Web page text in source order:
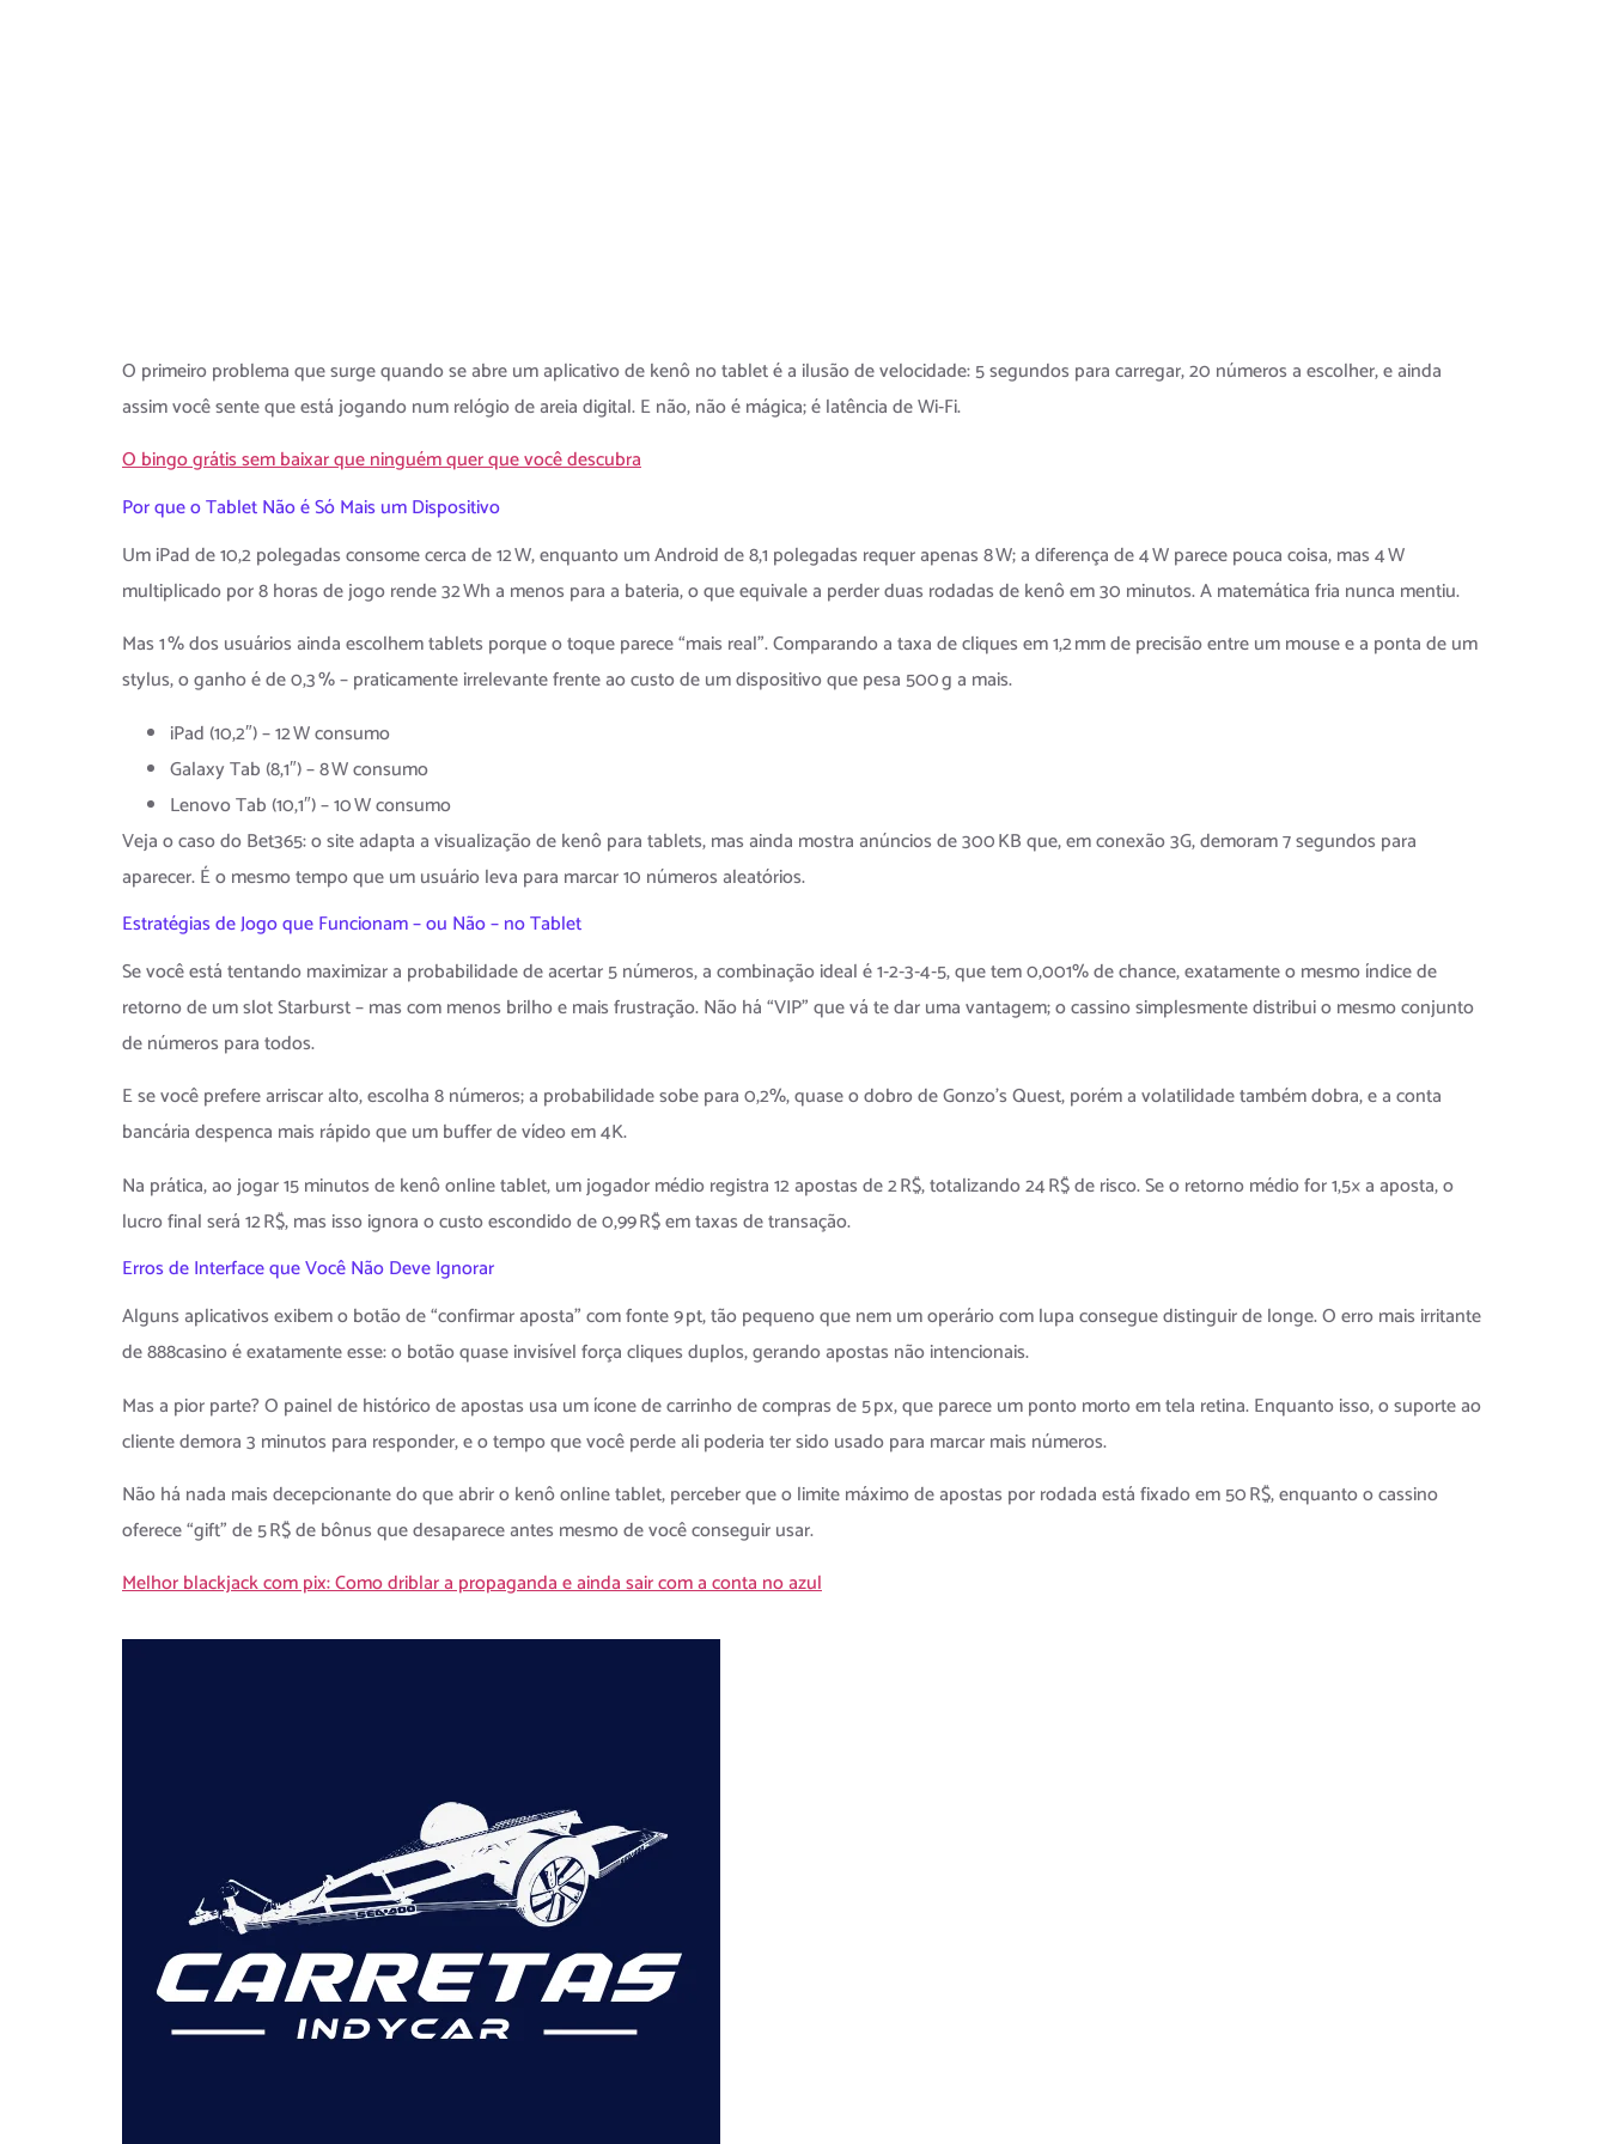
O primeiro problema que surge quando se abre um aplicativo de kenô no tablet é a ilusão de velocidade: 5 segundos para carregar, 20 números a escolher, e ainda
assim você sente que está jogando num relógio de areia digital. E não, não é mágica; é latência de Wi‑Fi.
O bingo grátis sem baixar que ninguém quer que você descubra
Por que o Tablet Não é Só Mais um Dispositivo
Um iPad de 10,2 polegadas consome cerca de 12 W, enquanto um Android de 8,1 polegadas requer apenas 8 W; a diferença de 4 W parece pouca coisa, mas 4 W
multiplicado por 8 horas de jogo rende 32 Wh a menos para a bateria, o que equivale a perder duas rodadas de kenô em 30 minutos. A matemática fria nunca mentiu.
Mas 1 % dos usuários ainda escolhem tablets porque o toque parece “mais real”. Comparando a taxa de cliques em 1,2 mm de precisão entre um mouse e a ponta de um
stylus, o ganho é de 0,3 % – praticamente irrelevante frente ao custo de um dispositivo que pesa 500 g a mais.
iPad (10,2″) – 12 W consumo
Galaxy Tab (8,1″) – 8 W consumo
Lenovo Tab (10,1″) – 10 W consumo
Veja o caso do Bet365: o site adapta a visualização de kenô para tablets, mas ainda mostra anúncios de 300 KB que, em conexão 3G, demoram 7 segundos para
aparecer. É o mesmo tempo que um usuário leva para marcar 10 números aleatórios.
Estratégias de Jogo que Funcionam – ou Não – no Tablet
Se você está tentando maximizar a probabilidade de acertar 5 números, a combinação ideal é 1‑2‑3‑4‑5, que tem 0,001% de chance, exatamente o mesmo índice de
retorno de um slot Starburst – mas com menos brilho e mais frustração. Não há “VIP” que vá te dar uma vantagem; o cassino simplesmente distribui o mesmo conjunto
de números para todos.
E se você prefere arriscar alto, escolha 8 números; a probabilidade sobe para 0,2%, quase o dobro de Gonzo’s Quest, porém a volatilidade também dobra, e a conta
bancária despenca mais rápido que um buffer de vídeo em 4K.
Na prática, ao jogar 15 minutos de kenô online tablet, um jogador médio registra 12 apostas de 2 R$, totalizando 24 R$ de risco. Se o retorno médio for 1,5× a aposta, o
lucro final será 12 R$, mas isso ignora o custo escondido de 0,99 R$ em taxas de transação.
Erros de Interface que Você Não Deve Ignorar
Alguns aplicativos exibem o botão de “confirmar aposta” com fonte 9 pt, tão pequeno que nem um operário com lupa consegue distinguir de longe. O erro mais irritante
de 888casino é exatamente esse: o botão quase invisível força cliques duplos, gerando apostas não intencionais.
Mas a pior parte? O painel de histórico de apostas usa um ícone de carrinho de compras de 5 px, que parece um ponto morto em tela retina. Enquanto isso, o suporte ao
cliente demora 3 minutos para responder, e o tempo que você perde ali poderia ter sido usado para marcar mais números.
Não há nada mais decepcionante do que abrir o kenô online tablet, perceber que o limite máximo de apostas por rodada está fixado em 50 R$, enquanto o cassino
oferece “gift” de 5 R$ de bônus que desaparece antes mesmo de você conseguir usar.
Melhor blackjack com pix: Como driblar a propaganda e ainda sair com a conta no azul